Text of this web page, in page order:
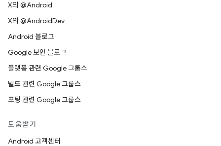
X의 @Android
X의 @AndroidDev
Android 블로그
Google 보안 블로그
플랫폼 관련 Google 그룹스
빌드 관련 Google 그룹스
포팅 관련 Google 그룹스
도움받기
Android 고객센터